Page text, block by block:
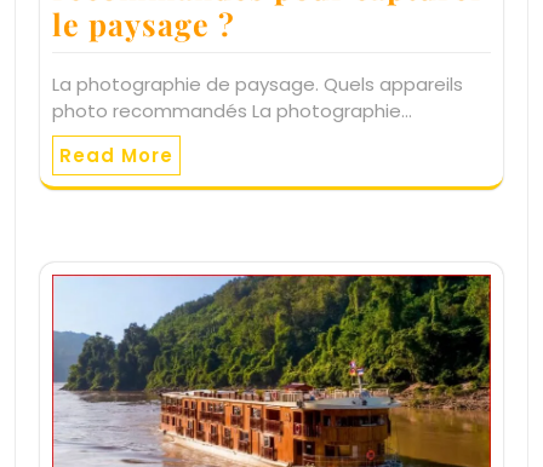
le paysage ?
La photographie de paysage. Quels appareils
photo recommandés La photographie…
Read More